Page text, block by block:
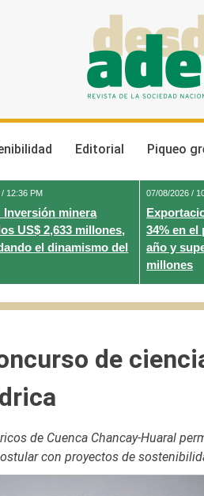
Editorial Piqueo
12:36 PM
Inversión minera
US$ 2,633 millones,
el dinamismo del
07/08/2026 /
34% en el
año y
millones
de
de Cuenca Chancay-Huaral
con proyectos de